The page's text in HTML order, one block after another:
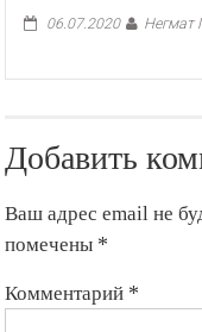
06.07.2020 Негмат
Добавить
Ваш адрес email не
помечены *
Комментарий *